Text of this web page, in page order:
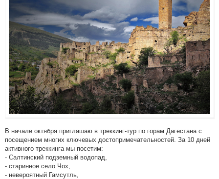
В начале октября приглашаю в треккинг-тур по горам Дагестана с
посещением многих ключевых достопримечательностей. За 10 дней
активного треккинга мы посетим:
- Салтинский подземный водопад,
- старинное село Чох,
- невероятный Гамсутль,